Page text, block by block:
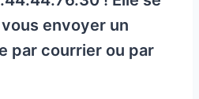
envoyer un
par courrier ou par